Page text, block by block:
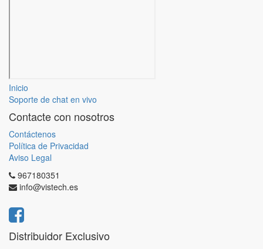
Inicio
Soporte de chat en vivo
Contacte con nosotros
Contáctenos
Política de Privacidad
Aviso Legal
967180351
info@vistech.es
Distribuidor Exclusivo